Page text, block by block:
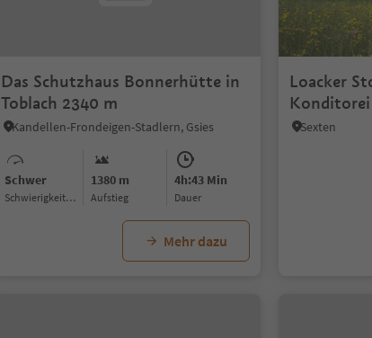
Das Schutzhaus Bonnerhütte in
Toblach 2340 m
Kandellen-Frondeigen-Stadlern, Gsies
Schwer
Schwierigkeitsgrad
1380 m
Aufstieg
4h:43 Min
Dauer
Mehr dazu
Loacker
Konditorei
Sexten